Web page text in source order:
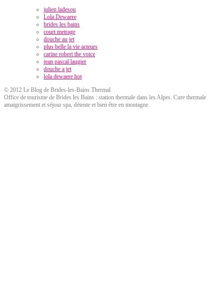
julien ladesou
Lola Dewaere
brides les bains
court metrage
douche au jet
plus belle la vie acteurs
carine robert the voice
jean pascal laugier
douche a jet
lola dewaere hot
© 2012 Le Blog de Brides-les-Bains Thermal
Office de tourisme de Brides les Bains : station thermale dans les Alpes. Cure thermale
amaigrissement et séjour spa, détente et bien être en montagne.